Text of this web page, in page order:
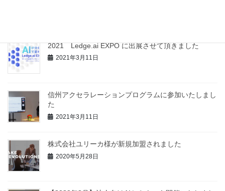
2021 Ledge.ai EXPO に出展させて頂きました
2021年3月11日
信州アクセラレーションプログラムに参加いたしまし
た
2021年3月11日
株式会社ユリーカ様が新規加盟されました
2020年5月28日